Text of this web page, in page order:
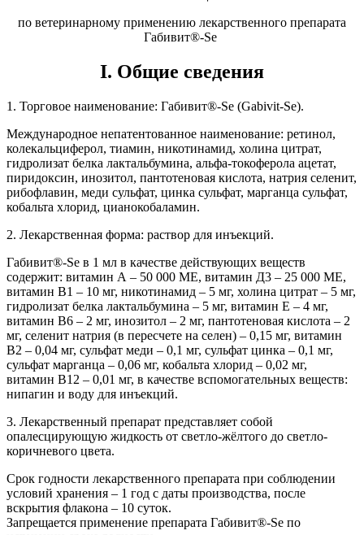
по ветеринарному применению лекарственного препарата
Габивит®-Se
I. Общие сведения
1. Торговое наименование: Габивит®-Se (Gabivit-Se).
Международное непатентованное наименование: ретинол,
колекальциферол, тиамин, никотинамид, холина цитрат,
гидролизат белка лактальбумина, альфа-токоферола ацетат,
пиридоксин, инозитол, пантотеновая кислота, натрия селенит,
рибофлавин, меди сульфат, цинка сульфат, марганца сульфат,
кобальта хлорид, цианокобаламин.
2. Лекарственная форма: раствор для инъекций.
Габивит®-Se в 1 мл в качестве действующих веществ
содержит: витамин А – 50 000 МЕ, витамин Д3 – 25 000 МЕ,
витамин В1 – 10 мг, никотинамид – 5 мг, холина цитрат – 5 мг,
гидролизат белка лактальбумина – 5 мг, витамин Е – 4 мг,
витамин В6 – 2 мг, инозитол – 2 мг, пантотеновая кислота – 2
мг, селенит натрия (в пересчете на селен) – 0,15 мг, витамин
В2 – 0,04 мг, сульфат меди – 0,1 мг, сульфат цинка – 0,1 мг,
сульфат марганца – 0,06 мг, кобальта хлорид – 0,02 мг,
витамин В12 – 0,01 мг, в качестве вспомогательных веществ:
нипагин и воду для инъекций.
3. Лекарственный препарат представляет собой
опалесцирующую жидкость от светло-жёлтого до светло-
коричневого цвета.
Срок годности лекарственного препарата при соблюдении
условий хранения – 1 год с даты производства, после
вскрытия флакона – 10 суток.
Запрещается применение препарата Габивит®-Se по